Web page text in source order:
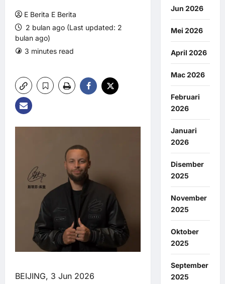
E Berita E Berita
2 bulan ago (Last updated: 2
bulan ago)
3 minutes read
BEIJING, 3 Jun 2026
Jun 2026
Mei 2026
April 2026
Mac 2026
Februari
2026
Januari
2026
Disember
2025
November
2025
Oktober
2025
September
2025